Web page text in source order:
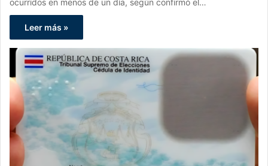
ocurridos en menos de un día, según confirmó el…
Leer más »